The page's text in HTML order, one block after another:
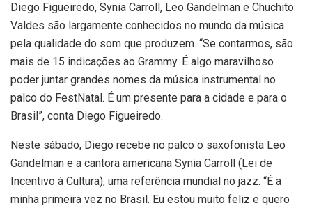
Diego Figueiredo, Synia Carroll, Leo Gandelman e Chuchito
Valdes são largamente conhecidos no mundo da música
pela qualidade do som que produzem. “Se contarmos, são
mais de 15 indicações ao Grammy. É algo maravilhoso
poder juntar grandes nomes da música instrumental no
palco do FestNatal. É um presente para a cidade e para o
Brasil”, conta Diego Figueiredo.
Neste sábado, Diego recebe no palco o saxofonista Leo
Gandelman e a cantora americana Synia Carroll (Lei de
Incentivo à Cultura), uma referência mundial no jazz. “É a
minha primeira vez no Brasil. Eu estou muito feliz e quero